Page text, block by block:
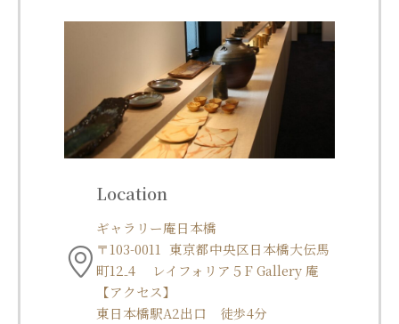
Location
ギャラリー庵日本橋
〒103-0011 東京都中央区日本橋大伝馬
町12₋4 レイフォリア５F Gallery 庵
【アクセス】
東日本橋駅A2出口 徒歩4分